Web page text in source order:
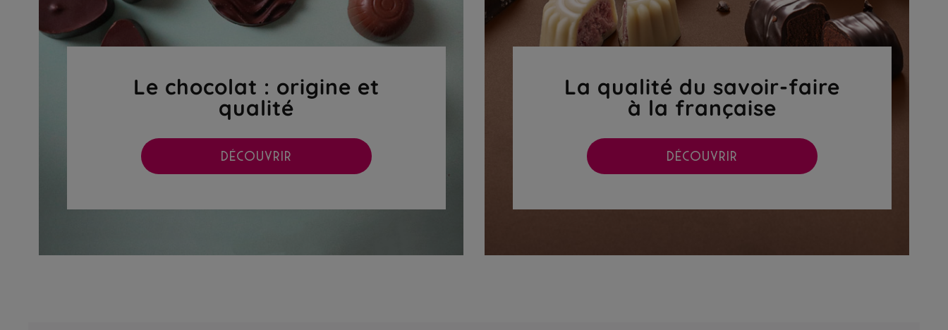
Le chocolat : origine et
qualité
DÉCOUVRIR
La qualité du savoir-faire
à la française
DÉCOUVRIR